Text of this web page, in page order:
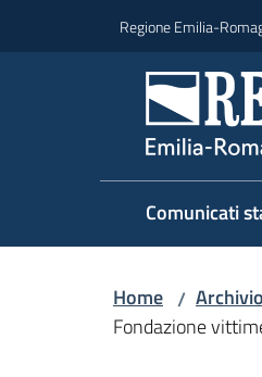
Regione Emilia-
Comunicati
Home /
Fondazione